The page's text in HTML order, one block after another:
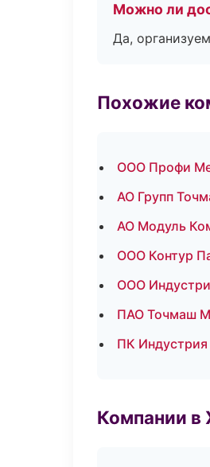
Можно ли
Да,
Похожие
ООО Профи
АО Групп
АО Модуль
ООО Контур
ООО
ПАО Точмаш
ПК
Компании в